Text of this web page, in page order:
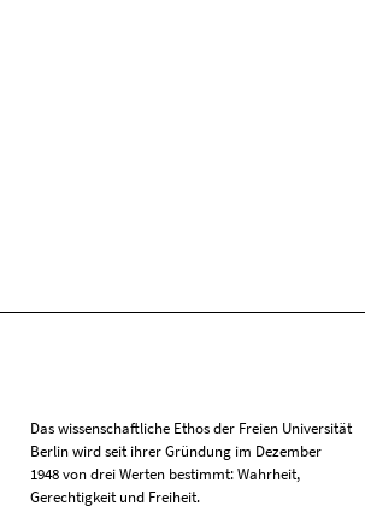
Das wissenschaftliche Ethos der Freien Universität
Berlin wird seit ihrer Gründung im Dezember
1948 von drei Werten bestimmt: Wahrheit,
Gerechtigkeit und Freiheit.